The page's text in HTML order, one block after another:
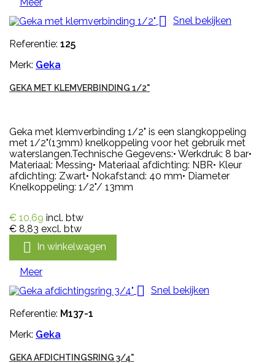
 Snel bekijken
Referentie: 125
Merk: Geka
GEKA MET KLEMVERBINDING 1/2"
Geka met klemverbinding 1/2" is een slangkoppeling
met 1/2"(13mm) knelkoppeling voor het gebruik met
waterslangen.Technische Gegevens:• Werkdruk: 8 bar•
Materiaal: Messing• Materiaal afdichting: NBR• Kleur
afdichting: Zwart• Nokafstand: 40 mm• Diameter
Knelkoppeling: 1/2"/ 13mm
€ 10,69 incl. btw
€ 8,83 excl. btw
 In winkelwagen
Meer
 Snel bekijken
Referentie: M137-1
Merk: Geka
GEKA AFDICHTINGSRING 3/4"